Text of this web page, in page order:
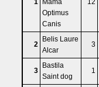
1
Mama
Optimus
Canis
12
2
Belis Laure
Alcar
3
3
Bastila
Saint dog
1